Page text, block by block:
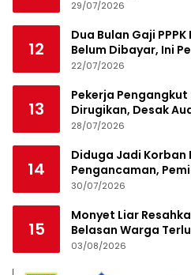
29/07/2026
12
Dua Bulan Gaji
Belum Dibayar, Ini
22/07/2026
13
Pekerja
Dirugikan, Desak
Pekanbaru
28/07/2026
14
Diduga Jadi Korban
Pengancaman,
Siapkan Laporan
30/07/2026
15
Monyet Liar
Belasan Warga
03/08/2026